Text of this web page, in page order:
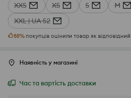
XXS XS S M
XXL | UA 52
88% покупців оцінили товар як
Наявність у магазині
Час та вартість доставки